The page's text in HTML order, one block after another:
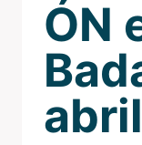
ÓN
abril